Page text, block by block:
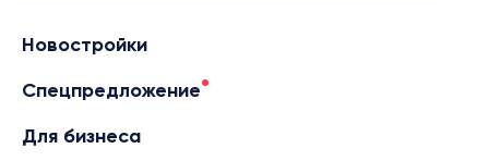
Новостройки
Спецпредложение
Для бизнеса